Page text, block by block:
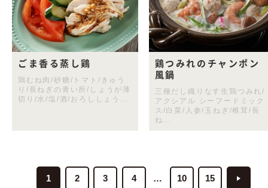
ごま香る蒸し鶏
鶏むね肉/砂糖/トマト/きゅう
り/長ねぎの青い所/しょうが薄
切り/水/塩/酒/おろししょう...
鶏つみれのチャンポン
風鍋
三種だし織りなす生鶏つみれ/
アクシアル シーフードミック
ス/白菜/人参/玉ねぎ/椎茸/長
ね...
1 2 3 4 10 15